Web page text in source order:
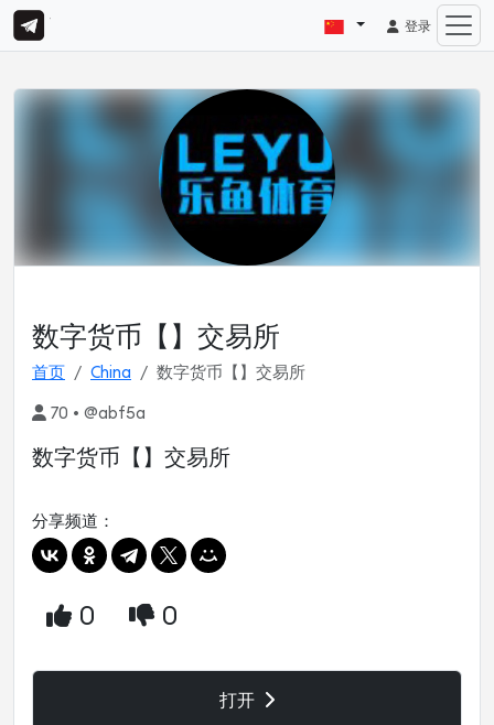
登录
数字货币【】交易所
首页 China 数字货币【】交易所
70 • @abf5a
数字货币【】交易所
分享频道：
0 0
打开